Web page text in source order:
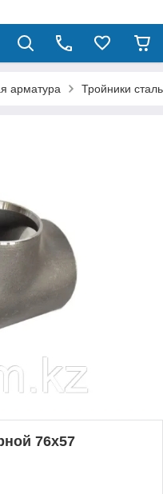
арматура Тройники
76х57